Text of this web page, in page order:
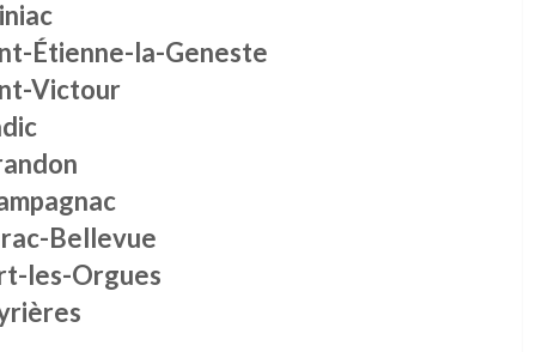
Étienne-la-Geneste
Victour
Bellevue
les-Orgues